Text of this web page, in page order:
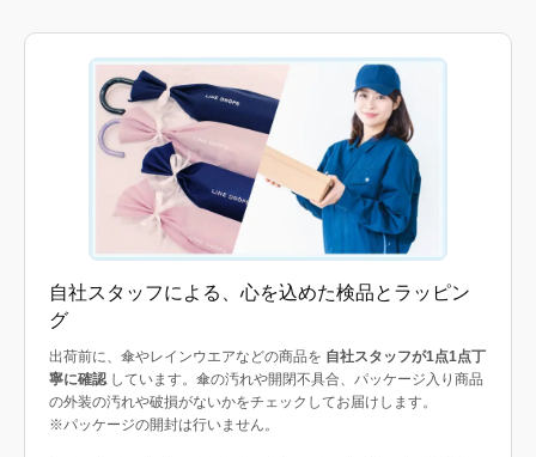
自社スタッフによる、心を込めた検品とラッピン
グ
出荷前に、傘やレインウエアなどの商品を 自社スタッフが1点1点丁
寧に確認しています。傘の汚れや開閉不具合、パッケージ入り商品
の外装の汚れや破損がないかをチェックしてお届けします。
※パッケージの開封は行いません。